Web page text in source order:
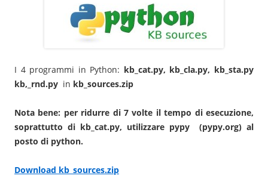
I 4 programmi in Python: kb_cat.py, kb_cla.py, kb_sta.py
kb,_rnd.py in kb_sources.zip
Nota bene: per ridurre di 7 volte il tempo di esecuzione,
soprattutto di kb_cat.py, utilizzare pypy (pypy.org) al
posto di python.
Download kb_sources.zip